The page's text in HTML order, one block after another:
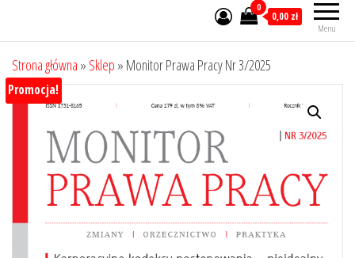
Menu
0
0,00 zł
Strona główna » Sklep » Monitor Prawa Pracy Nr 3/2025
Promocja!